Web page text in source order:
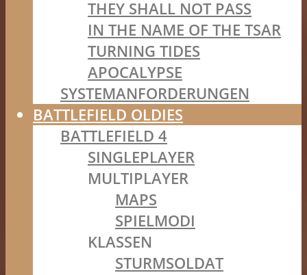
THEY SHALL NOT PASS
IN THE NAME OF THE TSAR
TURNING TIDES
APOCALYPSE
SYSTEMANFORDERUNGEN
BATTLEFIELD OLDIES
BATTLEFIELD 4
SINGLEPLAYER
MULTIPLAYER
MAPS
SPIELMODI
KLASSEN
STURMSOLDAT